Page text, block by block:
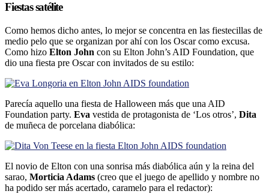
Fiestas satélite
Como hemos dicho antes, lo mejor se concentra en las fiestecillas de
medio pelo que se organizan por ahí­ con los Oscar como excusa.
Como hizo Elton John con su Elton John’s AID Foundation, que
dio una fiesta pre Oscar con invitados de su estilo:
Parecí­a aquello una fiesta de Halloween más que una AID
Foundation party. Eva vestida de protagonista de ‘Los otros’, Dita
de muñeca de porcelana diabólica:
El novio de Elton con una sonrisa más diabólica aún y la reina del
sarao, Morticia Adams (creo que el juego de apellido y nombre no
ha podido ser más acertado, caramelo para el redactor):